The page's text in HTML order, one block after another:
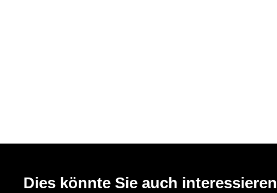
Dies könnte Sie auch interessieren